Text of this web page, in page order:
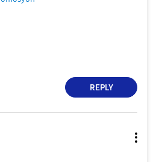
REPLY